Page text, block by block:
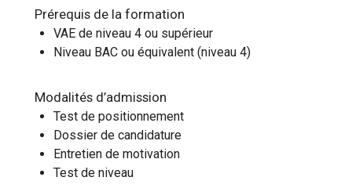
Prérequis de la formation
VAE de niveau 4 ou supérieur
Niveau BAC ou équivalent (niveau 4)
Modalités d’admission
Test de positionnement
Dossier de candidature
Entretien de motivation
Test de niveau